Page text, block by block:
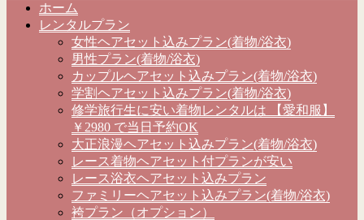
ホーム
レンタルプラン
女性ヘアセット込みプラン(着物/浴衣)
男性プラン(着物/浴衣)
カップルヘアセット込みプラン(着物/浴衣)
学割ヘアセット込みプラン(着物/浴衣)
修学旅行生に安い着物レンタルは 【愛和服】
￥2980 で当日予約OK
大正浪漫ヘアセット込みプラン(着物/浴衣)
レース着物ヘアセット付プランが安い
レース浴衣ヘアセット込みプラン
ファミリーヘアセット込みプラン(着物/浴衣)
袴プラン（オプション）